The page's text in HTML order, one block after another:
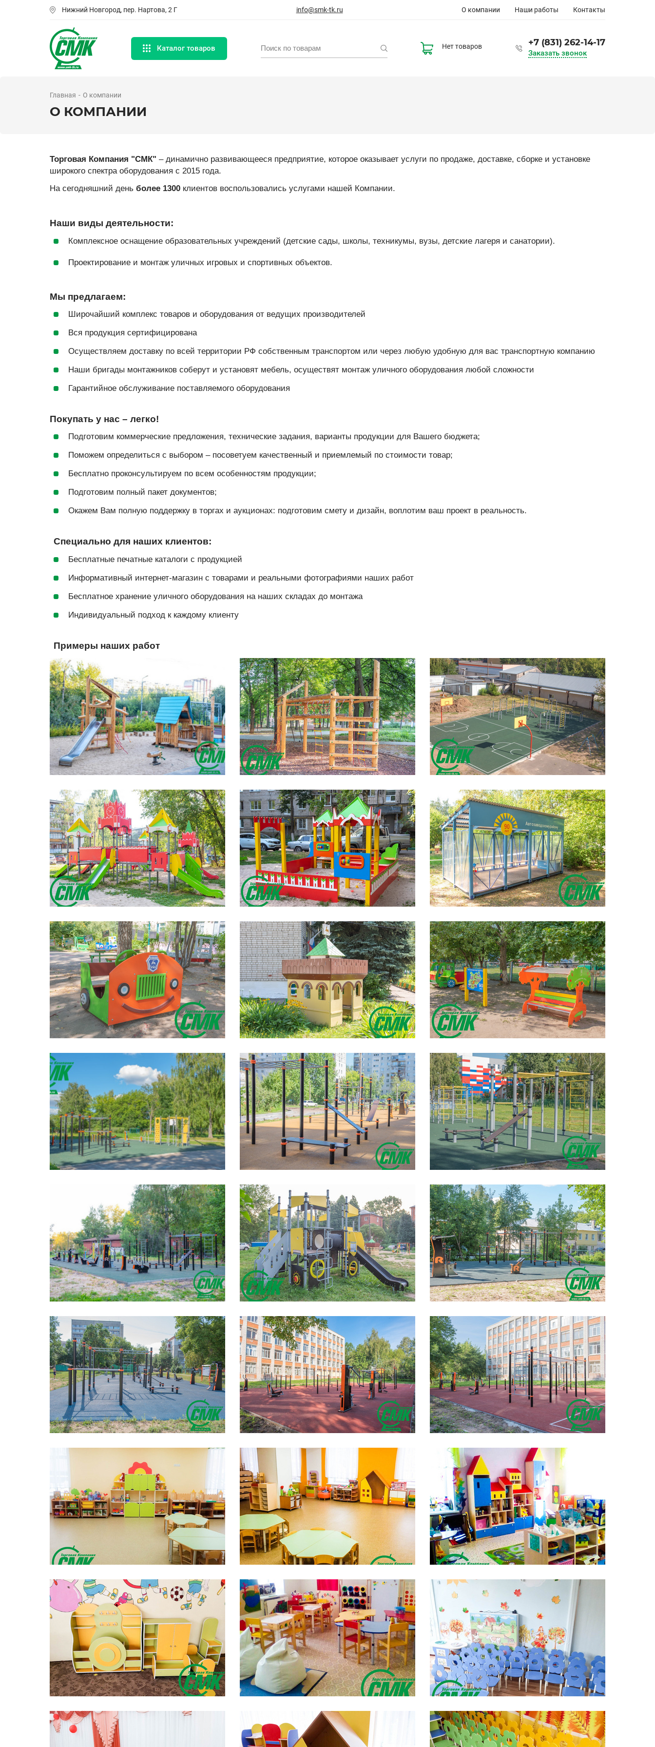
Нижний Новгород, пер. Нартова, 2 Г info@smk-tk.ru
Основная
О компании Наши работы Контакты
Каталог товаров Нет товаров +7 (831) 262-14-17
Заказать звонок
Главная О компании
О КОМПАНИИ
Торговая Компания "СМК" – динамично развивающееся предприятие, которое оказывает услуги по продаже, доставке, сборке и установке
широкого спектра оборудования с 2015 года.
На сегодняшний день более 1300 клиентов воспользовались услугами нашей Компании.
Наши виды деятельности:
Комплексное оснащение образовательных учреждений (детские сады, школы, техникумы, вузы, детские лагеря и санатории).
Проектирование и монтаж уличных игровых и спортивных объектов.
Мы предлагаем:
Широчайший комплекс товаров и оборудования от ведущих производителей
Вся продукция сертифицирована
Осуществляем доставку по всей территории РФ собственным транспортом или через любую удобную для вас транспортную компанию
Наши бригады монтажников соберут и установят мебель, осуществят монтаж уличного оборудования любой сложности
Гарантийное обслуживание поставляемого оборудования
Покупать у нас – легко!
Подготовим коммерческие предложения, технические задания, варианты продукции для Вашего бюджета;
Поможем определиться с выбором – посоветуем качественный и приемлемый по стоимости товар;
Бесплатно проконсультируем по всем особенностям продукции;
Подготовим полный пакет документов;
Окажем Вам полную поддержку в торгах и аукционах: подготовим смету и дизайн, воплотим ваш проект в реальность.
Специально для наших клиентов:
Бесплатные печатные каталоги с продукцией
Информативный интернет-магазин с товарами и реальными фотографиями наших работ
Бесплатное хранение уличного оборудования на наших складах до монтажа
Индивидуальный подход к каждому клиенту
Примеры наших работ